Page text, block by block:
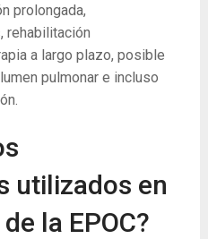
prolongada,
rehabilitación
a largo plazo, posible
pulmonar e incluso
utilizados en
la EPOC?